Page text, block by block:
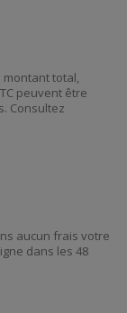
total,
peuvent être
Consultez
aucun frais votre
dans les 48